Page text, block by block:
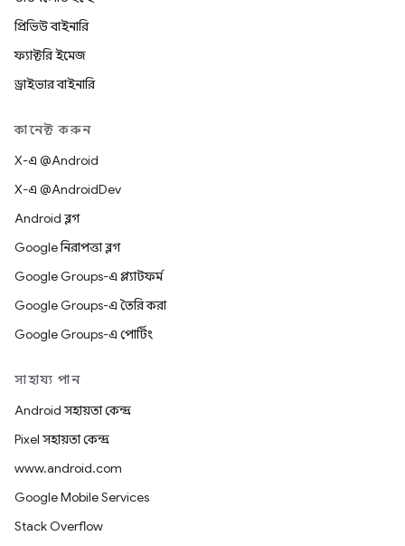
প্রিভিউ বাইনারি
ফ্যাক্টরি ইমেজ
ড্রাইভার বাইনারি
কানেক্ট করুন
X-এ @Android
X-এ @AndroidDev
Android ব্লগ
Google নিরাপত্তা ব্লগ
Google Groups-এ প্ল্যাটফর্ম
Google Groups-এ তৈরি করা
Google Groups-এ পোর্টিং
সাহায্য পান
Android সহায়তা কেন্দ্র
Pixel সহায়তা কেন্দ্র
www.android.com
Google Mobile Services
Stack Overflow